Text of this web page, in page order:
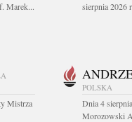
Marek...
sierpnia 2026
Mistrza
POLSKA
Dnia 4
Morozowski